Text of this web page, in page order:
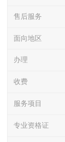
售后服务
面向地区
办理
收费
服务项目
专业资格证